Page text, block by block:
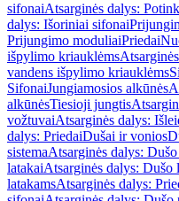
sifonaiAtsarginės dalys:
dalys: Išoriniai sifonai
Prijungimo moduliaiPriedai
išpylimo kriauklėms
vandens išpylimo kriauklėms
SifonaiJungiamosios alkūnės
alkūnėsTiesioji jungtis
vožtuvaiAtsarginės dalys:
dalys: PriedaiDušai ir vonios
sistemaAtsarginės dalys:
latakaiAtsarginės dalys: Dušo
latakamsAtsarginės dalys: